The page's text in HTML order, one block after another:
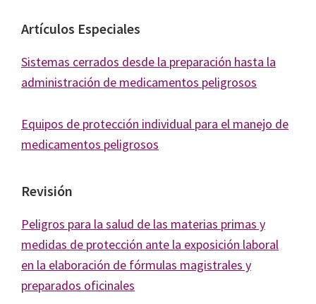
Artículos Especiales
Sistemas cerrados desde la preparación hasta la
administración de medicamentos peligrosos
Equipos de protección individual para el manejo de
medicamentos peligrosos
Revisión
Peligros para la salud de las materias primas y
medidas de protección ante la exposición laboral
en la elaboración de fórmulas magistrales y
preparados oficinales